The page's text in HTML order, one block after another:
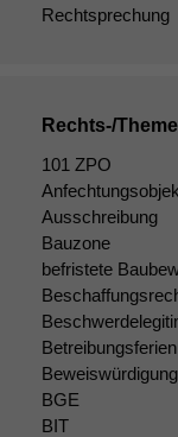
Rechtsprechung
Rechts-/
101 ZPO
Ausschreibung
Bauzone
befristete
Betreibungsferien
Beweiswürdigung
BGE
BIT